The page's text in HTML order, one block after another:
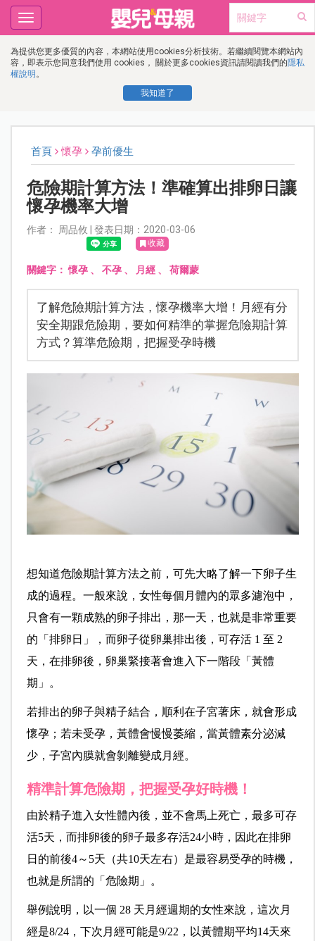
為提供您更多優質的內容，本網站使用cookies分析技術。若繼續閱覽本網站內
容，即表示您同意我們使用 cookies， 關於更多cookies資訊請閱讀我們的隱私
權說明 。
我知道了
Toggle
navigation
首頁 懷孕 孕前優生
危險期計算方法！準確算出排卵日讓
懷孕機率大增
作者： 周品攸 | 發表日期：2020-03-06
收藏
關鍵字：懷孕、 不孕、 月經、 荷爾蒙
了解危險期計算方法，懷孕機率大增！月經有分
安全期跟危險期，要如何精準的掌握危險期計算
方式？算準危險期，把握受孕時機
想知道危險期計算方法之前，可先大略了解一下卵子生
成的過程。一般來說，女性每個月體內的眾多濾泡中，
只會有一顆成熟的卵子排出，那一天，也就是非常重要
的「排卵日」，而卵子從卵巢排出後，可存活 1 至 2
天，在排卵後，卵巢緊接著會進入下一階段「黃體
期」。
若排出的卵子與精子結合，順利在子宮著床，就會形成
懷孕；若未受孕，黃體會慢慢萎縮，當黃體素分泌減
少，子宮內膜就會剝離變成月經。
精準計算危險期，把握受孕好時機！
由於精子進入女性體內後，並不會馬上死亡，最多可存
活5天，而排卵後的卵子最多存活24小時，因此在排卵
日的前後4～5天（共10天左右）是最容易受孕的時機，
也就是所謂的「危險期」。
舉例說明，以一個 28 天月經週期的女性來說，這次月
經是8/24，下次月經可能是9/22，以黃體期平均14天來